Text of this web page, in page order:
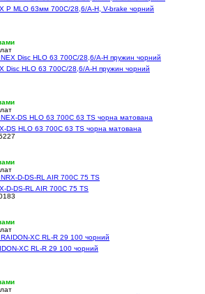
P MLO 63мм 700C/28,6/А-Н, V-brake чорний
Disc HLO 63 700C/28,6/A-H пружин чорний
DS HLO 63 700C 63 TS чорна матована
D-DS-RL AIR 700C 75 TS
XC RL-R 29 100 чорний